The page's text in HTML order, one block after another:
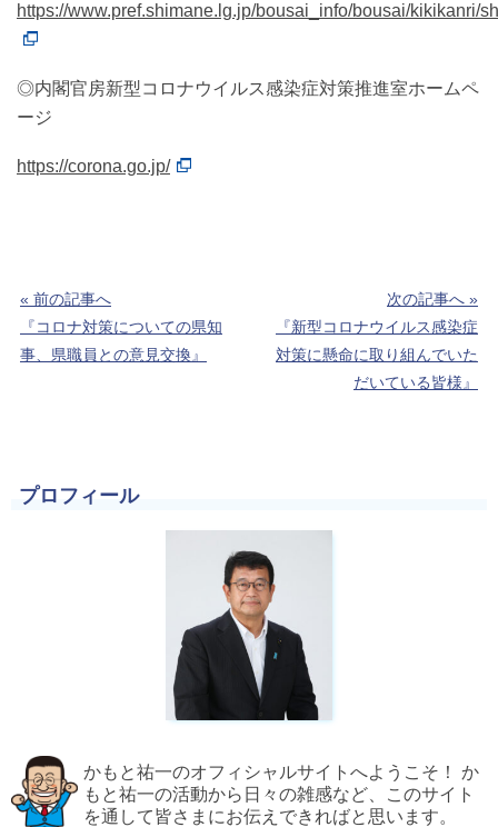
https://www.pref.shimane.lg.jp/bousai_info/bousai/kikikanri/
◎内閣官房新型コロナウイルス感染症対策推進室ホームペ
ージ
https://corona.go.jp/
« 前の記事へ
『コロナ対策についての県知
事、県職員との意見交換』
次の記事へ »
『新型コロナウイルス感染症
対策に懸命に取り組んでいた
だいている皆様』
プロフィール
かもと祐一のオフィシャルサイトへようこそ！ か
もと祐一の活動から日々の雑感など、このサイト
を通して皆さまにお伝えできればと思います。